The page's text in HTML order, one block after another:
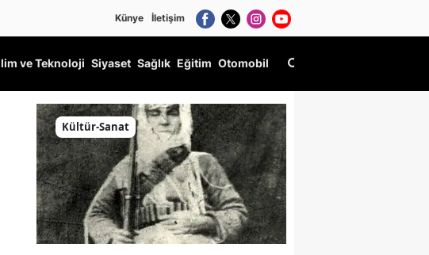
Künye İletişim
ve Teknoloji Siyaset Sağlık Eğitim Otomobil
Kültür-Sanat